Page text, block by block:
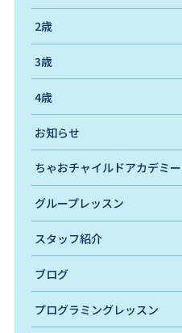
2歳
3歳
4歳
お知らせ
ちゃおチャイルドアカデミー
グループレッスン
スタッフ紹介
ブログ
プログラミングレッスン